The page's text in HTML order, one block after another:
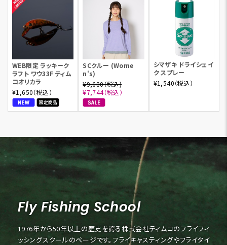
WEB限定 ラッキーク
ラフト ワウ33F ティム
コオリカラ
¥1,650（税込）
SCクルー (Wome
n's)
¥9,680（税込)
¥7,744（税込）
シマザキ ドライシェイ
ク スプレー
¥1,540（税込）
Fly Fishing School
1976年から50年以上の歴史を誇る株式会社ティムコのフライフィ
ッシングスクールのページです。フライキャスティングやフライタイ